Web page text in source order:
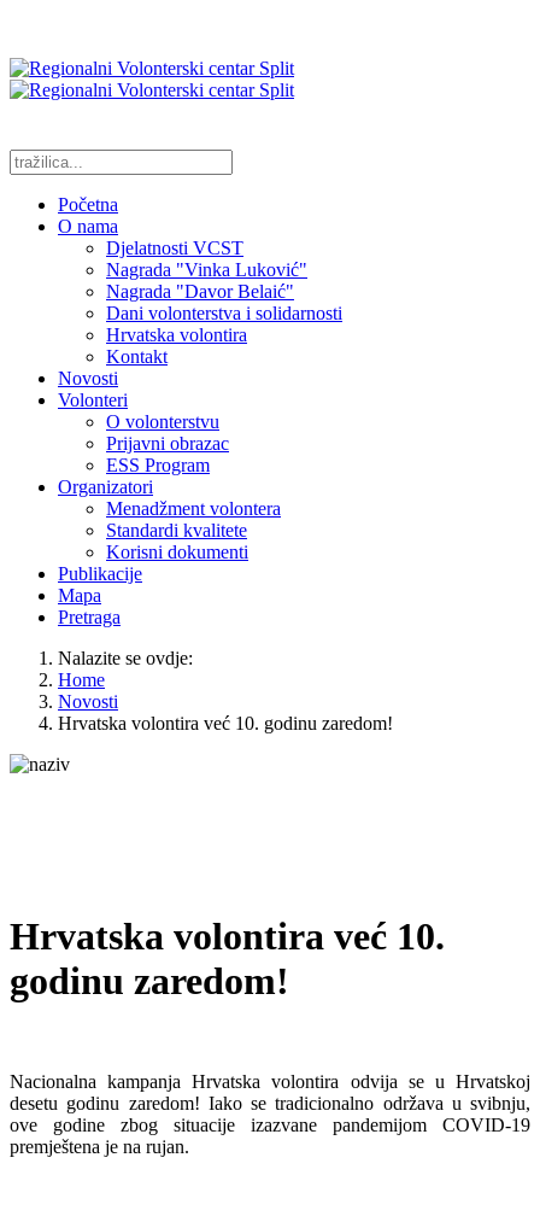
Početna
O nama
Djelatnosti VCST
Nagrada "Vinka Luković"
Nagrada "Davor Belaić"
Dani volonterstva i solidarnosti
Hrvatska volontira
Kontakt
Novosti
Volonteri
O volonterstvu
Prijavni obrazac
ESS Program
Organizatori
Menadžment volontera
Standardi kvalitete
Korisni dokumenti
Publikacije
Mapa
Pretraga
Nalazite se ovdje:
Home
Novosti
Hrvatska volontira već 10. godinu zaredom!
Hrvatska volontira već 10.
godinu zaredom!
Nacionalna kampanja Hrvatska volontira odvija se u Hrvatskoj
desetu godinu zaredom! Iako se tradicionalno održava u svibnju,
ove godine zbog situacije izazvane pandemijom COVID-19
premještena je na rujan.